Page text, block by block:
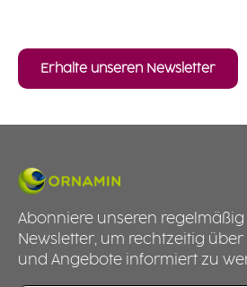
Erhalte unseren Newsletter
Abonniere unseren
Newsletter, um rechtzeitig
und Angebote informiert zu